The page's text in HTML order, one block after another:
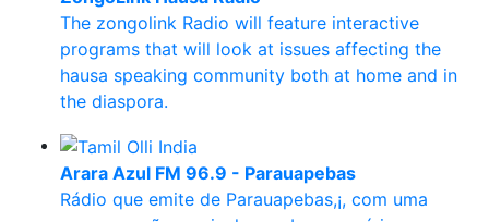
The zongolink Radio will feature interactive
programs that will look at issues affecting the
hausa speaking community both at home and in
the diaspora.
Arara Azul FM 96.9 - Parauapebas
Rádio que emite de Parauapebas,¡, com uma